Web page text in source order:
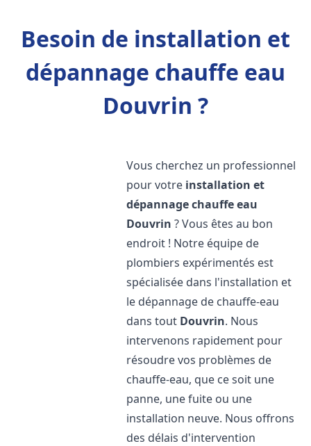
Besoin de installation et
dépannage chauffe eau
Douvrin ?
Vous cherchez un professionnel
pour votre installation et
dépannage chauffe eau
Douvrin ? Vous êtes au bon
endroit ! Notre équipe de
plombiers expérimentés est
spécialisée dans l'installation et
le dépannage de chauffe-eau
dans tout Douvrin. Nous
intervenons rapidement pour
résoudre vos problèmes de
chauffe-eau, que ce soit une
panne, une fuite ou une
installation neuve. Nous offrons
des délais d'intervention